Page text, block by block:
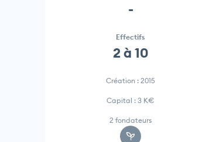
-
Effectifs
2 à 10
Création : 2015
Capital : 3 K€
2 fondateurs